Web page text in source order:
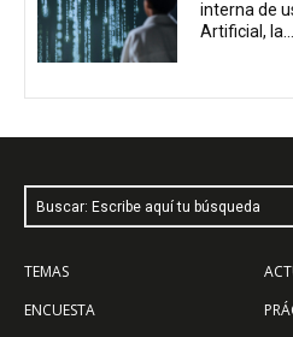
interna de
Artificial, la...
Buscar: Escribe aquí tu búsqueda
TEMAS
ENCUESTA